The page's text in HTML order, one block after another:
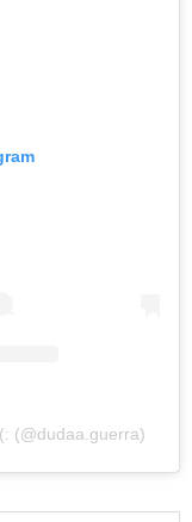
(@dudaa.guerra)